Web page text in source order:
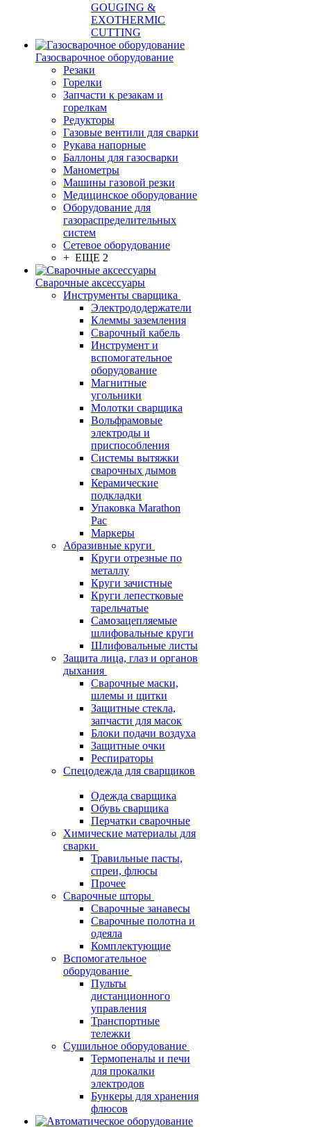
GOUGING &
EXOTHERMIC
CUTTING
Газосварочное оборудование
Резаки
Горелки
Запчасти к резакам и
горелкам
Редукторы
Газовые вентили для сварки
Рукава напорные
Баллоны для газосварки
Манометры
Машины газовой резки
Медицинское оборудование
Оборудование для
газораспределительных
систем
Сетевое оборудование
+ ЕЩЕ 2
Сварочные аксессуары
Инструменты сварщика
Электрододержатели
Клеммы заземления
Сварочный кабель
Инструмент и
вспомогательное
оборудование
Магнитные
угольники
Молотки сварщика
Вольфрамовые
электроды и
приспособления
Системы вытяжки
сварочных дымов
Керамические
подкладки
Упаковка Marathon
Pac
Маркеры
Абразивные круги
Круги отрезные по
металлу
Круги зачистные
Круги лепестковые
тарельчатые
Самозацепляемые
шлифовальные круги
Шлифовальные листы
Защита лица, глаз и органов
дыхания
Сварочные маски,
шлемы и щитки
Защитные стекла,
запчасти для масок
Блоки подачи воздуха
Защитные очки
Респираторы
Спецодежда для сварщиков
Одежда сварщика
Обувь сварщика
Перчатки сварочные
Химические материалы для
сварки
Травильные пасты,
спреи, флюсы
Прочее
Сварочные шторы
Сварочные занавесы
Сварочные полотна и
одеяла
Комплектующие
Вспомогательное
оборудование
Пульты
дистанционного
управления
Транспортные
тележки
Сушильное оборудование
Термопеналы и печи
для прокалки
электродов
Бункеры для хранения
флюсов